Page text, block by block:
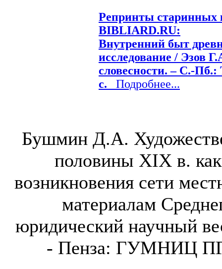
Репринты старинных
BIBLIARD.RU:
Внутренний быт
исследование / Эзов
словесности. – С.-
с. Подробнее...
Бушмин Д.А.
половины XIX в.
возникновения сети
материалам
юридический научный
- Пенза: ГУМНИЦ